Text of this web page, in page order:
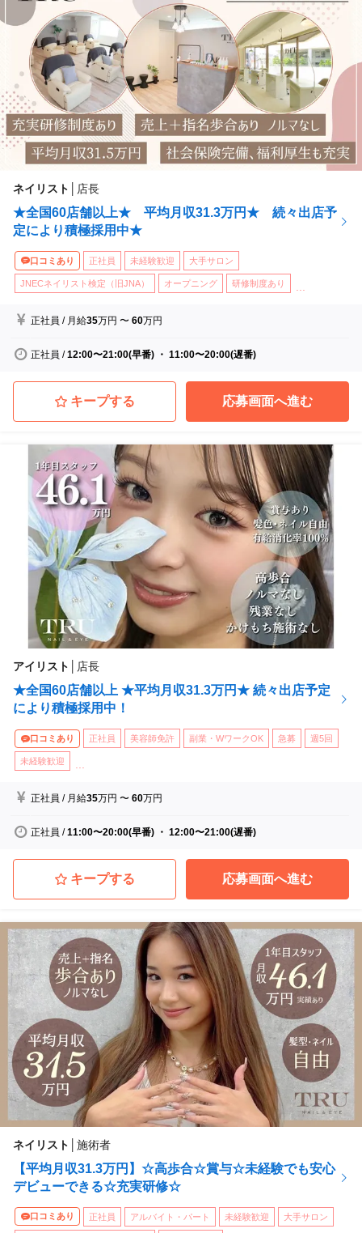
ネイリスト 店長
★全国60店舗以上★ 平均月収31.3万円★ 続々出店予
定により積極採用中★
口コミあり 正社員 未経験歓迎 大手サロン
JNECネイリスト検定（旧JNA） オープニング 研修制度あり
正社員 / 月給35万円 〜60万円
正社員 /12:00〜21:00(早番) ・ 11:00〜20:00(遅番)
キープする 応募画面へ進む
アイリスト 店長
★全国60店舗以上 ★平均月収31.3万円★ 続々出店予定
により積極採用中！
口コミあり 正社員 美容師免許 副業・WワークOK 急募 週5回
未経験歓迎 ...
正社員 / 月給35万円 〜60万円
正社員 /11:00〜20:00(早番) ・ 12:00〜21:00(遅番)
キープする 応募画面へ進む
ネイリスト 施術者
【平均月収31.3万円】☆高歩合☆賞与☆未経験でも安心
デビューできる☆充実研修☆
口コミあり 正社員 アルバイト・パート 未経験歓迎 大手サロン